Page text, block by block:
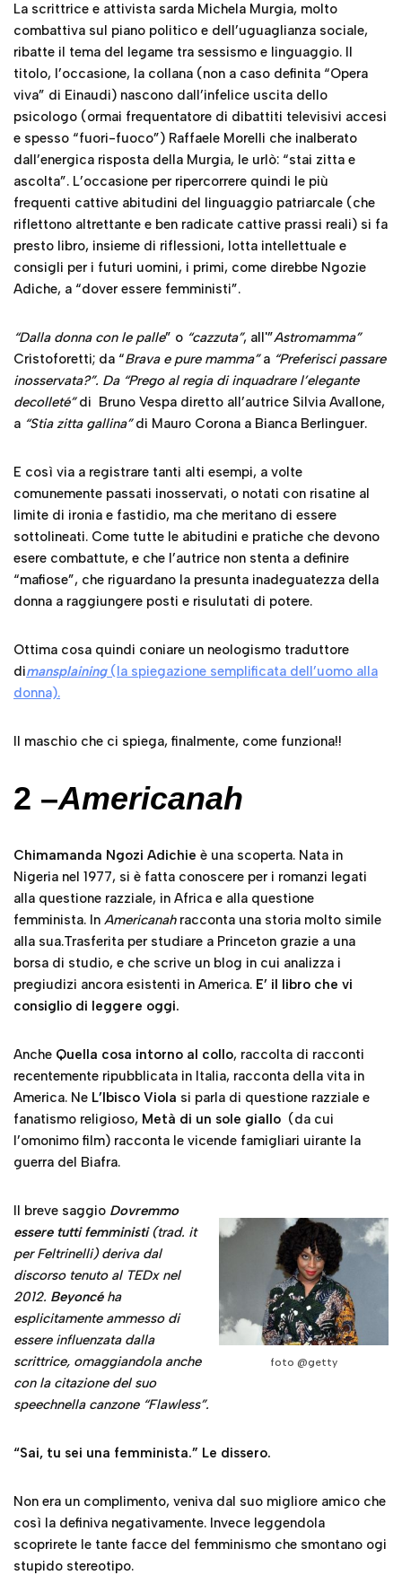
La scrittrice e attivista sarda Michela Murgia, molto
combattiva sul piano politico e dell’uguaglianza sociale,
ribatte il tema del legame tra sessismo e linguaggio. Il
titolo, l’occasione, la collana (non a caso definita “Opera
viva” di Einaudi) nascono dall’infelice uscita dello
psicologo (ormai frequentatore di dibattiti televisivi accesi
e spesso “fuori-fuoco”) Raffaele Morelli che inalberato
dall’energica risposta della Murgia, le urlò: “stai zitta e
ascolta”. L’occasione per ripercorrere quindi le più
frequenti cattive abitudini del linguaggio patriarcale (che
riflettono altrettante e ben radicate cattive prassi reali) si fa
presto libro, insieme di riflessioni, lotta intellettuale e
consigli per i futuri uomini, i primi, come direbbe Ngozie
Adiche, a “dover essere femministi”.
“Dalla donna con le palle” o “cazzuta”, all'”Astromamma”
Cristoforetti; da “Brava e pure mamma”a “Preferisci passare
inosservata?”. Da “Prego al regia di inquadrare l’elegante
decolleté”di Bruno Vespa diretto all’autrice Silvia Avallone,
a “Stia zitta gallina”di Mauro Corona a Bianca Berlinguer.
E così via a registrare tanti alti esempi, a volte
comunemente passati inosservati, o notati con risatine al
limite di ironia e fastidio, ma che meritano di essere
sottolineati. Come tutte le abitudini e pratiche che devono
esere combattute, e che l’autrice non stenta a definire
“mafiose”, che riguardano la presunta inadeguatezza della
donna a raggiungere posti e risulutati di potere.
Ottima cosa quindi coniare un neologismo traduttore
dimansplaining (la spiegazione semplificata dell’uomo alla
donna).
Il maschio che ci spiega, finalmente, come funziona!!
2 –Americanah
Chimamanda Ngozi Adichie è una scoperta. Nata in
Nigeria nel 1977, si è fatta conoscere per i romanzi legati
alla questione razziale, in Africa e alla questione
femminista. In Americanahracconta una storia molto simile
alla sua.Trasferita per studiare a Princeton grazie a una
borsa di studio, e che scrive un blog in cui analizza i
pregiudizi ancora esistenti in America. E’ il libro che vi
consiglio di leggere oggi.
Anche Quella cosa intorno al collo, raccolta di racconti
recentemente ripubblicata in Italia, racconta della vita in
America. Ne L’Ibisco Viola si parla di questione razziale e
fanatismo religioso, Metà di un sole giallo (da cui
l’omonimo film) racconta le vicende famigliari uirante la
guerra del Biafra.
foto @getty
Il breve saggio Dovremmo
essere tutti femministi(trad. it
per Feltrinelli) deriva dal
discorso tenuto al TEDx nel
2012. Beyoncéha
esplicitamente ammesso di
essere influenzata dalla
scrittrice, omaggiandola anche
con la citazione del suo
speechnella canzone “Flawless”.
“Sai, tu sei una femminista.” Le dissero.
Non era un complimento, veniva dal suo migliore amico che
così la definiva negativamente. Invece leggendola
scoprirete le tante facce del femminismo che smontano ogi
stupido stereotipo.